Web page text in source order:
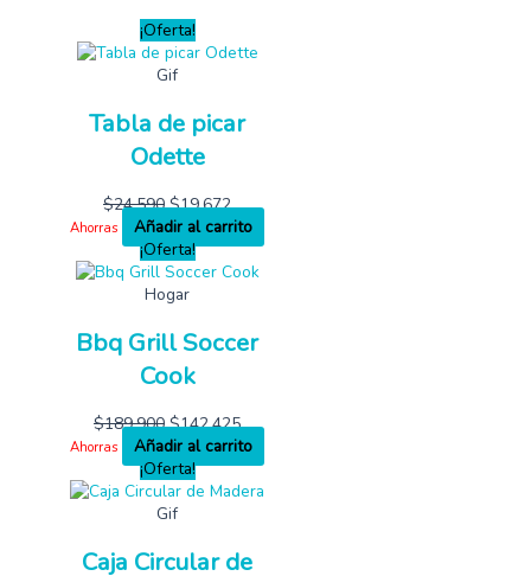
¡Oferta!
Gif
Tabla de picar
Odette
$24,590 $19,672
Ahorras
Añadir al carrito
¡Oferta!
Hogar
Bbq Grill Soccer
Cook
$189,900 $142,425
Ahorras
Añadir al carrito
¡Oferta!
Gif
Caja Circular de